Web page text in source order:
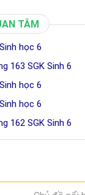
TÂM
học 6
163 SGK Sinh 6
học 6
học 6
162 SGK Sinh 6